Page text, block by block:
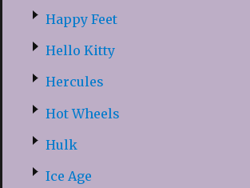
Happy Feet
Hello Kitty
Hercules
Hot Wheels
Hulk
Ice Age